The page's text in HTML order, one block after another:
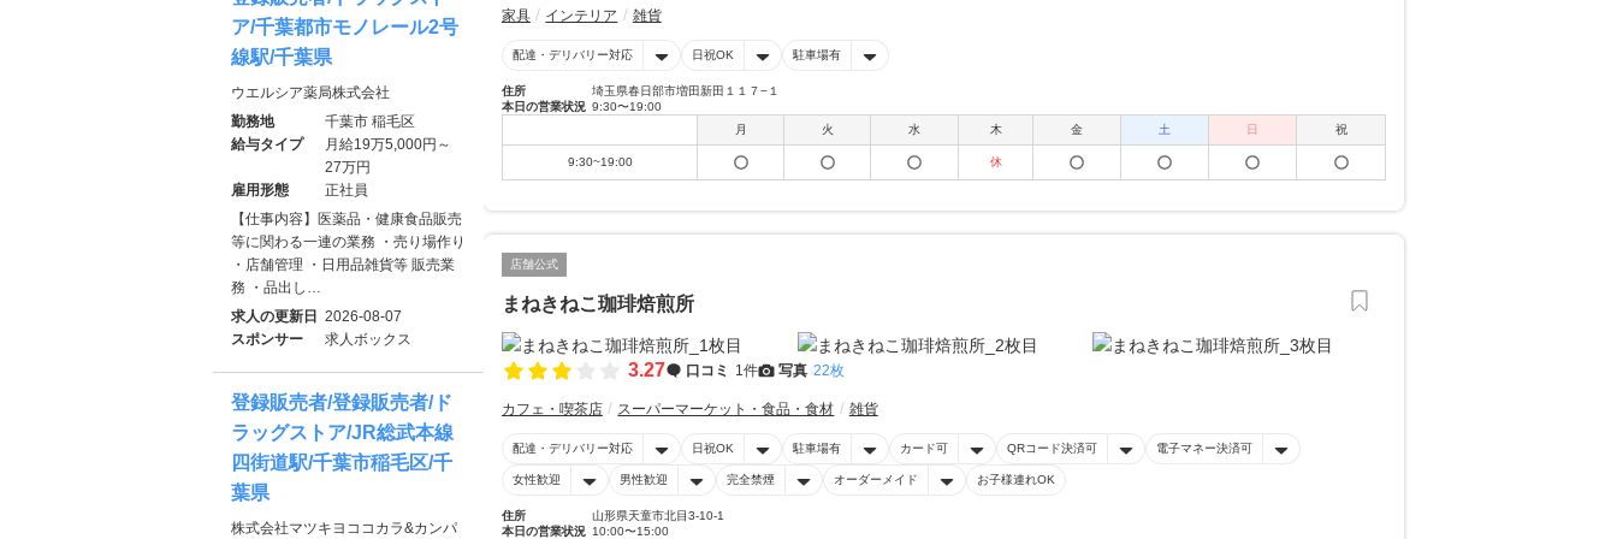
家具 インテリア 雑貨
配達・デリバリー対応 日祝OK 駐車場有
住所
埼玉県春日部市増田新田１１７−１
本日の営業状況 9:30〜19:00
月
火 水 木 金 土 日 祝
9:30~19:00 休
店舗公式
まねきねこ珈琲焙煎所
3.27 口コミ 1件 写真 22枚
カフェ・喫茶店 スーパーマーケット・食品・食材 雑貨
配達・デリバリー対応 日祝OK 駐車場有 カード可 QRコード決済可 電子マネー決済可
女性歓迎 男性歓迎 完全禁煙 オーダーメイド お子様連れOK
住所
山形県天童市北目3-10-1
本日の営業状況 10:00〜15:00
ア/千葉都市モノレール2号
線駅/千葉県
ウエルシア薬局株式会社
勤務地
千葉市 稲毛区
給与タイプ
月給19万5,000円～
27万円
雇用形態
正社員
【仕事内容】医薬品・健康食品販売
等に関わる一連の業務 ・売り場作り
・店舗管理 ・日用品雑貨等 販売業
務 ・品出し…
求人の更新日
2026-08-07
スポンサー
求人ボックス
登録販売者/登録販売者/ド
ラッグストア/JR総武本線
四街道駅/千葉市稲毛区/千
葉県
株式会社マツキヨココカラ&カンパ